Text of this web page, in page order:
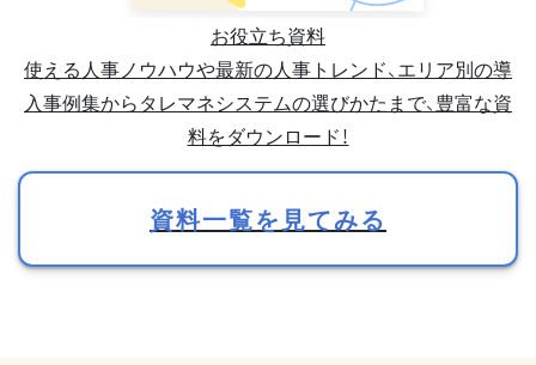
お役立ち資料
使える人事ノウハウや最新の人事トレンド、エリア別の導
入事例集からタレマネシステムの選びかたまで、豊富な資
料をダウンロード！
資料一覧を見てみる